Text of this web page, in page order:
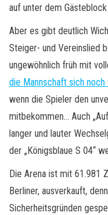
auf unter dem
Aber es gibt deutlich
Steiger- und Vereinslied
ungewöhnlich früh mit
die Mannschaft sich
wenn die Spieler den
mitbekommen… Auch
langer und lauter
der „Königsblaue S 04“
Die Arena ist mit 61.981
Berliner, ausverkauft,
Sicherheitsgründen